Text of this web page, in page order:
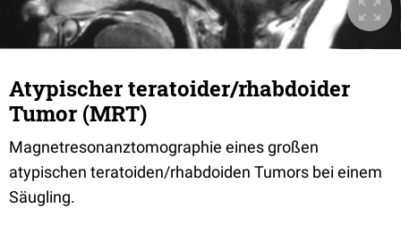
Atypischer teratoider/rhabdoider
Tumor (MRT)
Magnetresonanztomographie eines großen
atypischen teratoiden/rhabdoiden Tumors bei einem
Säugling.